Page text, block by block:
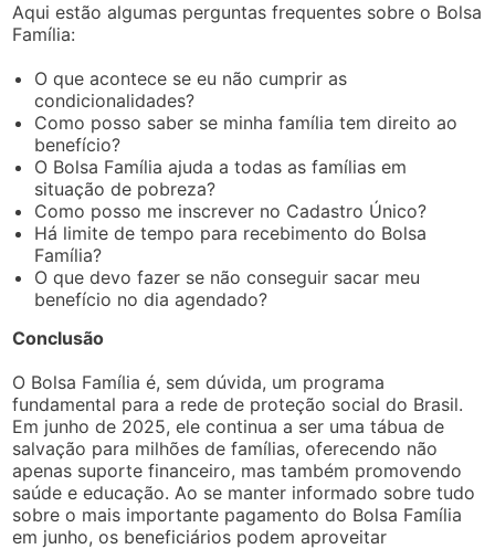
Aqui estão algumas perguntas frequentes sobre o Bolsa
Família:
O que acontece se eu não cumprir as
condicionalidades?
Como posso saber se minha família tem direito ao
benefício?
O Bolsa Família ajuda a todas as famílias em
situação de pobreza?
Como posso me inscrever no Cadastro Único?
Há limite de tempo para recebimento do Bolsa
Família?
O que devo fazer se não conseguir sacar meu
benefício no dia agendado?
Conclusão
O Bolsa Família é, sem dúvida, um programa
fundamental para a rede de proteção social do Brasil.
Em junho de 2025, ele continua a ser uma tábua de
salvação para milhões de famílias, oferecendo não
apenas suporte financeiro, mas também promovendo
saúde e educação. Ao se manter informado sobre tudo
sobre o mais importante pagamento do Bolsa Família
em junho, os beneficiários podem aproveitar